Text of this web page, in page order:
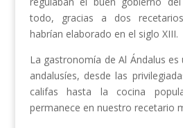
todo, gracias a dos
habrían elaborado en el siglo XIII.
La gastronomía de Al Ándalus
andalusíes, desde las
califas hasta la cocina
permanece en nuestro recetario